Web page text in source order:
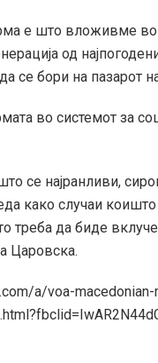
е што вложивме во
од
се бори на пазарот
во системот за
се најранливи,
како случаи коишто
треба да биде
Царовска.
a/voa-